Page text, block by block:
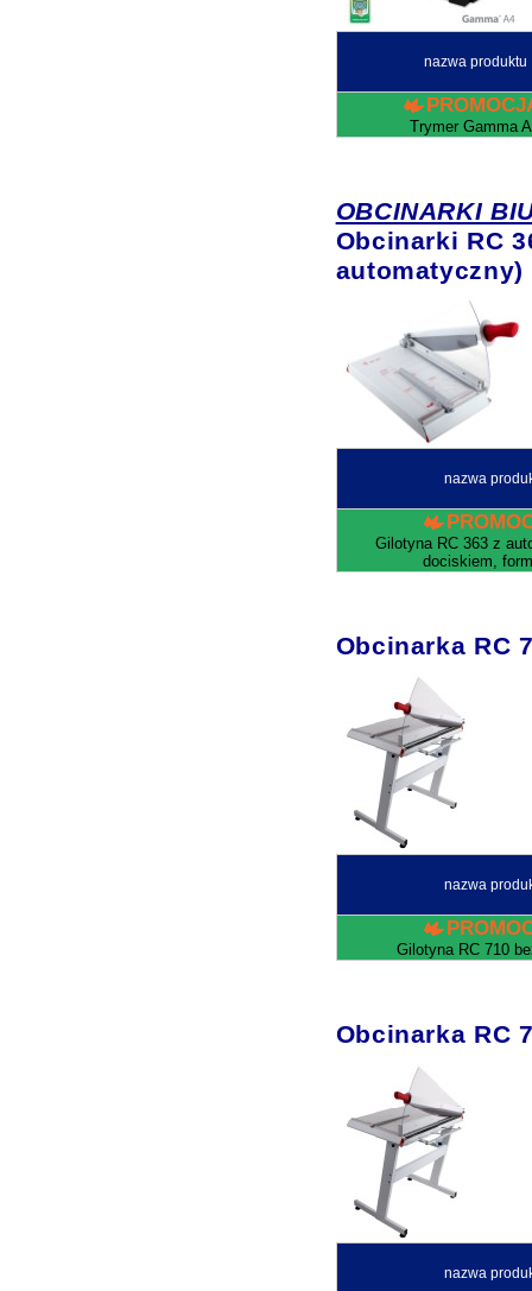
nazwa produktu
Trymer Gamma
OBCINARKI
Obcinarki RC
nazwa
Gilotyna RC 363 z
dociskiem,
Obcinarka
nazwa
Gilotyna RC 710
Obcinarka
nazwa